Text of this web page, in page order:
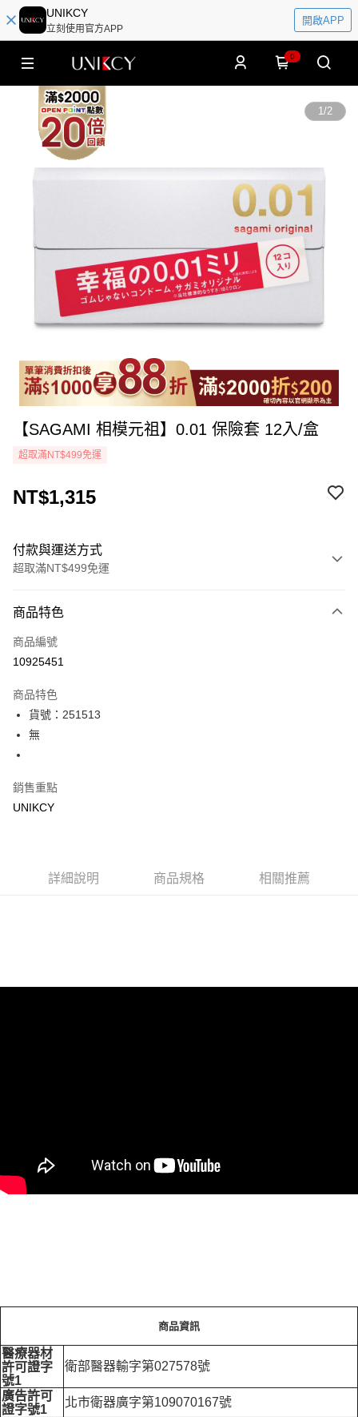
UNIKCY
立刻使用官方APP
開啟APP
0
1/2
【SAGAMI 相模元祖】0.01 保險套 12入/盒
超取滿NT$499免運
NT$1,315
付款與運送方式
超取滿NT$499免運
icash Pay
信用卡一次付款
LINE Pay
Apple Pay
商品特色
商品編號
10925451
商品特色
貨號：251513
無
銷售重點
UNIKCY
詳細說明 商品規格 相關推薦
商品資訊
醫療器材
許可證字
號1
衛部醫器輸字第027578號
廣告許可
證字號1
北市衛器廣字第109070167號